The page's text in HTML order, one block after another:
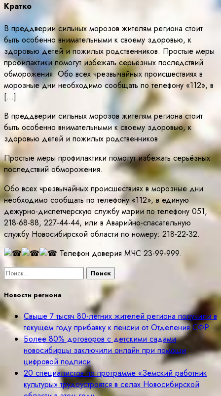
Кратко
В преддверии сильных морозов жителям региона стоит
быть особенно внимательными к своему здоровью, к
здоровью детей и пожилых родственников. Простые меры
профилактики помогут избежать серьёзных последствий
обморожения. Обо всех чрезвычайных происшествиях в
морозные дни необходимо сообщать по телефону «112», в
[…]
В преддверии сильных морозов жителям региона стоит
быть особенно внимательными к своему здоровью, к
здоровью детей и пожилых родственников.
Простые меры профилактики помогут избежать серьёзных
последствий обморожения.
Обо всех чрезвычайных происшествиях в морозные дни
необходимо сообщать по телефону «112», в единую
дежурно-диспетчерскую службу мэрии по телефону 051,
218-68-88, 227-44-44, или в Аварийно-спасательную
службу Новосибирской области по номеру: 218-22-32.
Телефон доверия МЧС 23-99-999.
Найти:
Новости региона
Свыше 7 тысяч 80-летних жителей региона получили в
текущем году прибавку к пенсии от Отделения СФР
Более 80% договоров с детскими садами
новосибирцы заключили онлайн при помощи
цифровой подписи
20 специалистов по программе «Земский работник
культуры» трудоустроятся в селах Новосибирской